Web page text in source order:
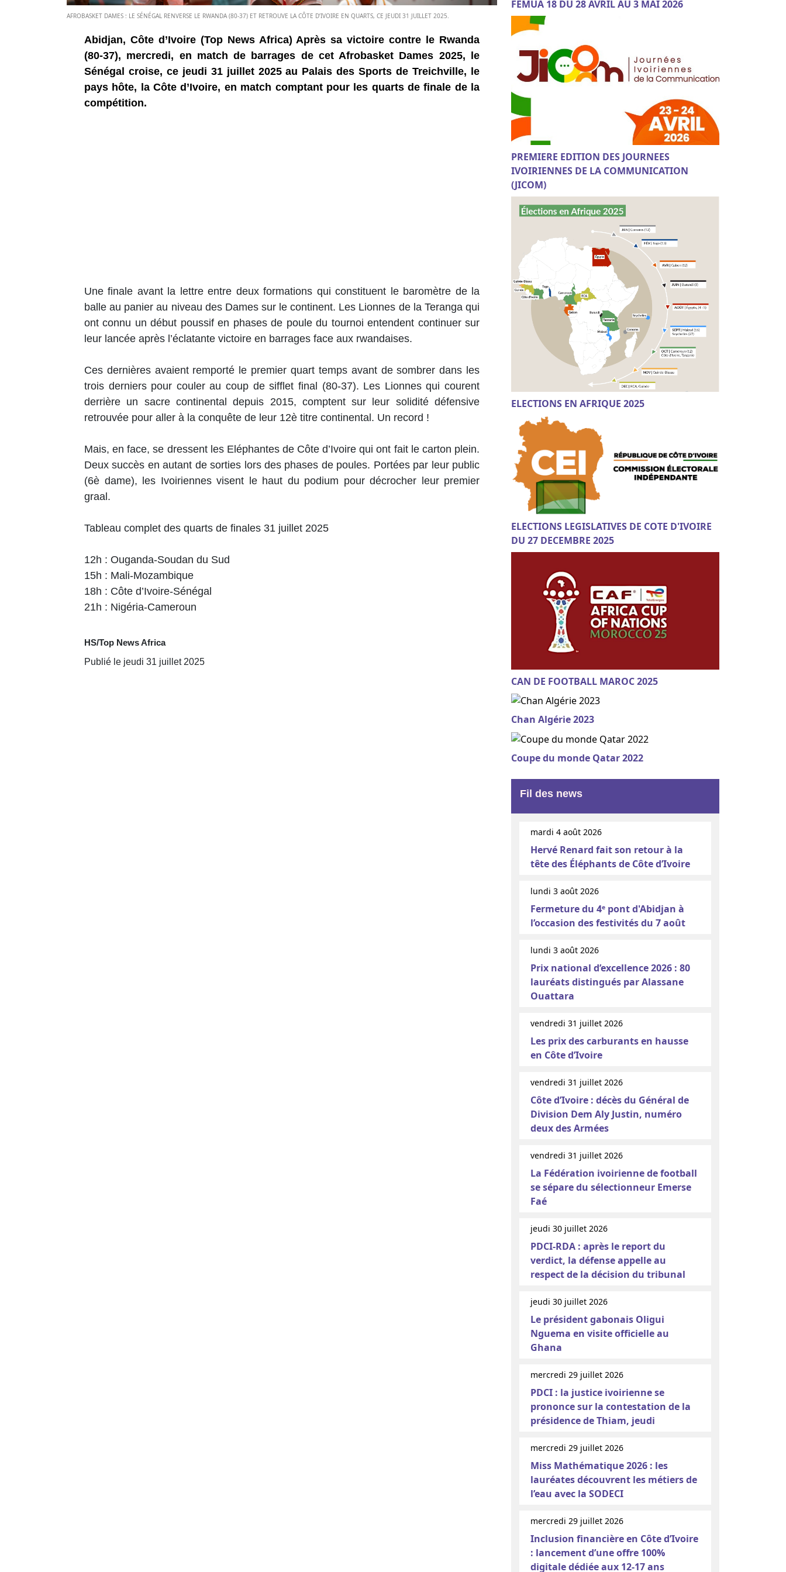
AFROBASKET DAMES : LE SÉNÉGAL RENVERSE LE RWANDA (80-37) ET RETROUVE LA CÔTE D’IVOIRE EN QUARTS, CE JEUDI 31 JUILLET 2025.
Abidjan, Côte d’Ivoire (Top News Africa) Après sa victoire contre le Rwanda
(80-37), mercredi, en match de barrages de cet Afrobasket Dames 2025, le
Sénégal croise, ce jeudi 31 juillet 2025 au Palais des Sports de Treichville, le
pays hôte, la Côte d’Ivoire, en match comptant pour les quarts de finale de la
compétition.
Une finale avant la lettre entre deux formations qui constituent le baromètre de la
balle au panier au niveau des Dames sur le continent. Les Lionnes de la Teranga qui
ont connu un début poussif en phases de poule du tournoi entendent continuer sur
leur lancée après l’éclatante victoire en barrages face aux rwandaises.
Ces dernières avaient remporté le premier quart temps avant de sombrer dans les
trois derniers pour couler au coup de sifflet final (80-37). Les Lionnes qui courent
derrière un sacre continental depuis 2015, comptent sur leur solidité défensive
retrouvée pour aller à la conquête de leur 12è titre continental. Un record !
Mais, en face, se dressent les Eléphantes de Côte d’Ivoire qui ont fait le carton plein.
Deux succès en autant de sorties lors des phases de poules. Portées par leur public
(6è dame), les Ivoiriennes visent le haut du podium pour décrocher leur premier
graal.
Tableau complet des quarts de finales 31 juillet 2025
12h : Ouganda-Soudan du Sud
15h : Mali-Mozambique
18h : Côte d’Ivoire-Sénégal
21h : Nigéria-Cameroun
HS/Top News Africa
Publié le jeudi 31 juillet 2025
FEMUA 18 DU 28 AVRIL AU 3 MAI 2026
PREMIERE EDITION DES JOURNEES
IVOIRIENNES DE LA COMMUNICATION
(JICOM)
ELECTIONS EN AFRIQUE 2025
ELECTIONS LEGISLATIVES DE COTE D'IVOIRE
DU 27 DECEMBRE 2025
CAN DE FOOTBALL MAROC 2025
Chan Algérie 2023
Coupe du monde Qatar 2022
Fil des news
mardi 4 août 2026
Hervé Renard fait son retour à la
tête des Éléphants de Côte d’Ivoire
lundi 3 août 2026
Fermeture du 4ᵉ pont d'Abidjan à
l’occasion des festivités du 7 août
lundi 3 août 2026
Prix national d’excellence 2026 : 80
lauréats distingués par Alassane
Ouattara
vendredi 31 juillet 2026
Les prix des carburants en hausse
en Côte d’Ivoire
vendredi 31 juillet 2026
Côte d’Ivoire : décès du Général de
Division Dem Aly Justin, numéro
deux des Armées
vendredi 31 juillet 2026
La Fédération ivoirienne de football
se sépare du sélectionneur Emerse
Faé
jeudi 30 juillet 2026
PDCI-RDA : après le report du
verdict, la défense appelle au
respect de la décision du tribunal
jeudi 30 juillet 2026
Le président gabonais Oligui
Nguema en visite officielle au
Ghana
mercredi 29 juillet 2026
PDCI : la justice ivoirienne se
prononce sur la contestation de la
présidence de Thiam, jeudi
mercredi 29 juillet 2026
Miss Mathématique 2026 : les
lauréates découvrent les métiers de
l’eau avec la SODECI
mercredi 29 juillet 2026
Inclusion financière en Côte d’Ivoire
: lancement d’une offre 100%
digitale dédiée aux 12-17 ans